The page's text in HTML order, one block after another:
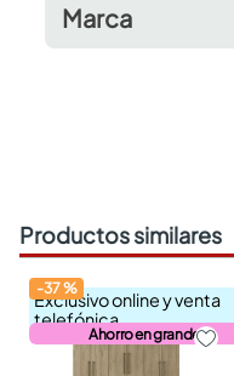
Marca
Productos similares
Exclusivo online y venta
telefónica
Ahorro en grande
-37%